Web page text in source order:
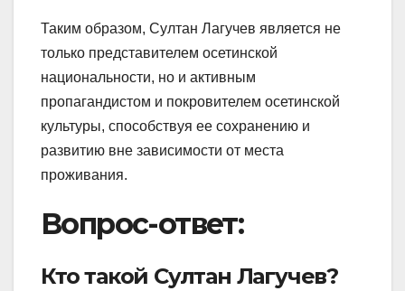
Таким образом, Султан Лагучев является не
только представителем осетинской
национальности, но и активным
пропагандистом и покровителем осетинской
культуры, способствуя ее сохранению и
развитию вне зависимости от места
проживания.
Вопрос-ответ:
Кто такой Султан Лагучев?